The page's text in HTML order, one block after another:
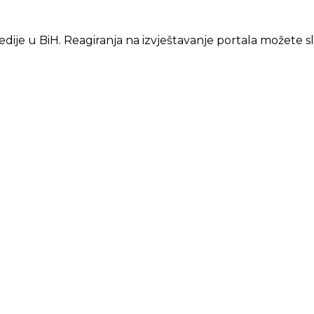
u BiH. Reagiranja na izvještavanje portala možete